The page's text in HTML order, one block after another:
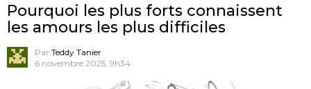
Pourquoi les plus forts connaissent
les amours les plus difficiles
Par Teddy Tanier
6 novembre 2025, 9h34